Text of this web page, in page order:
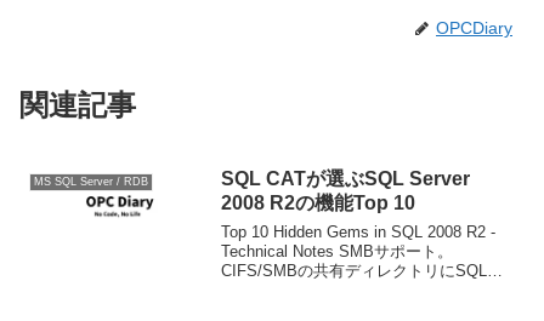
OPCDiary
関連記事
MS SQL Server / RDB
SQL CATが選ぶSQL Server
2008 R2の機能Top 10
Top 10 Hidden Gems in SQL 2008 R2 -
Technical Notes SMBサポート。
CIFS/SMBの共有ディレクトリにSQLの